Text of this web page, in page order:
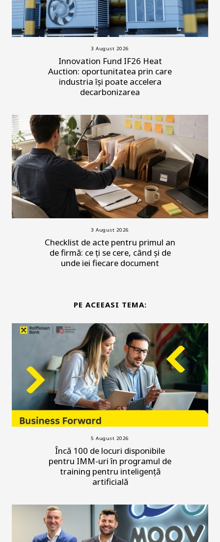
3 August 2026
Innovation Fund IF26 Heat
Auction: oportunitatea prin care
industria își poate accelera
decarbonizarea
3 August 2026
Checklist de acte pentru primul an
de firmă: ce ți se cere, când și de
unde iei fiecare document
PE ACEEASI TEMA:
5 August 2026
Încă 100 de locuri disponibile
pentru IMM-uri în programul de
training pentru inteligență
artificială